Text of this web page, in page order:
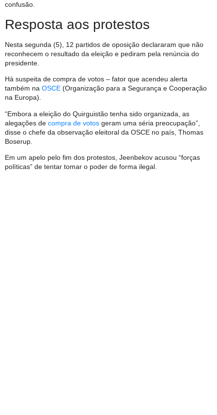
confusão.
Resposta aos protestos
Nesta segunda (5), 12 partidos de oposição declararam que não
reconhecem o resultado da eleição e pediram pela renúncia do
presidente.
Há suspeita de compra de votos – fator que acendeu alerta
também na OSCE (Organização para a Segurança e Cooperação
na Europa).
“Embora a eleição do Quirguistão tenha sido organizada, as
alegações de compra de votos geram uma séria preocupação”,
disse o chefe da observação eleitoral da OSCE no país, Thomas
Boserup.
Em um apelo pelo fim dos protestos, Jeenbekov acusou “forças
políticas” de tentar tomar o poder de forma ilegal.